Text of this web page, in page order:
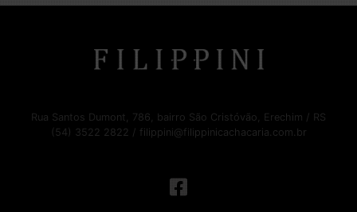
Rua Santos Dumont, 786, bairro São Cristóvão, Erechim / RS
(54) 3522 2822 / filippini@filippinicachacaria.com.br